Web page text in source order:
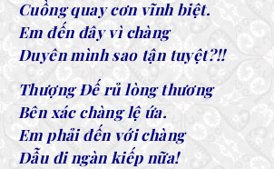
Cuồng quay cơn vĩnh biệt.
Em đến đây vì chàng
Duyên mình sao tận tuyệt?!!
Thượng Đế rủ lòng thương
Bên xác chàng lệ ứa.
Em phải đến với chàng
Dẫu đi ngàn kiếp nữa!